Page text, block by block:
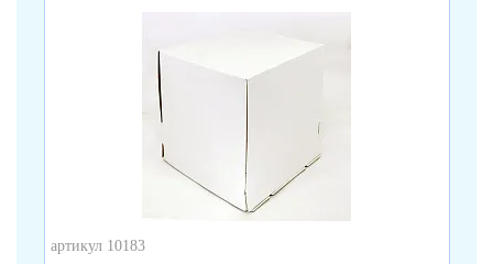
артикул 10183